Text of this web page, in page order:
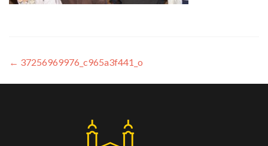
← 37256969976_c965a3f441_o